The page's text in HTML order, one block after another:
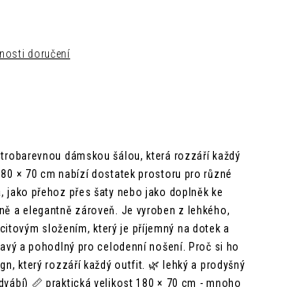
dámskou šálou, která rozzáří každý
× 70 cm nabízí dostatek prostoru pro různé
jako přehoz přes šaty nebo jako doplněk ke
a elegantně zároveň. Je vyroben z lehkého,
složením, který je příjemný na dotek a
a pohodlný pro celodenní nošení. Proč si ho
který rozzáří každý outfit. 🌿 lehký a prodyšný
📏 praktická velikost 180 × 70 cm - mnoho
doručení